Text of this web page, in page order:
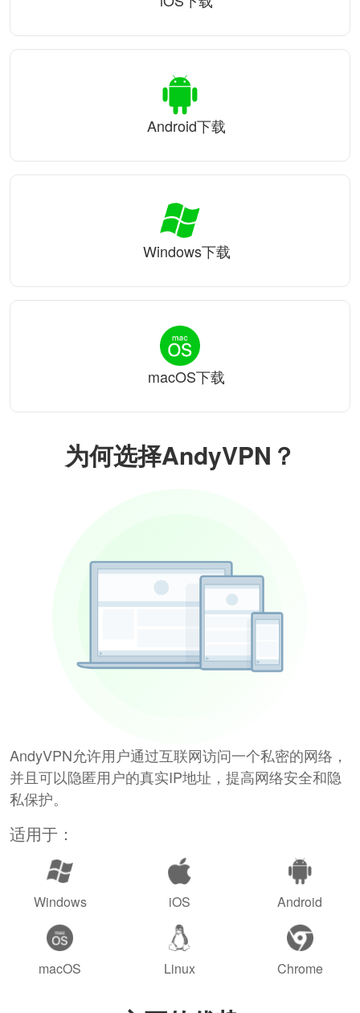
为何选择AndyVPN？
AndyVPN允许用户通过互联网访问一个私密的网络，
并且可以隐匿用户的真实IP地址，提高网络安全和隐
私保护。
适用于：
Windows iOS Android
macOS Linux Chrome
Android下载
Windows下载
macOS下载